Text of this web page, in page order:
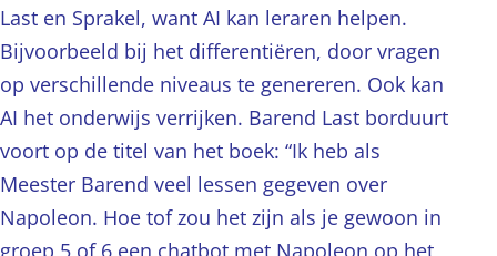
Last en Sprakel, want AI kan leraren helpen.
Bijvoorbeeld bij het differentiëren, door vragen
op verschillende niveaus te genereren. Ook kan
AI het onderwijs verrijken. Barend Last borduurt
voort op de titel van het boek: “Ik heb als
Meester Barend veel lessen gegeven over
Napoleon. Hoe tof zou het zijn als je gewoon in
groep 5 of 6 een chatbot met Napoleon op het